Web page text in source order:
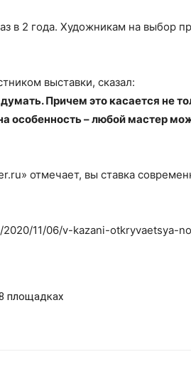
в 2 года. Художникам на выбор
выставки, сказал:
Причем это касается не
особенность – любой мастер
отмечает, вы ставка
11/06/v-kazani-otkryvaetsya-
площадках